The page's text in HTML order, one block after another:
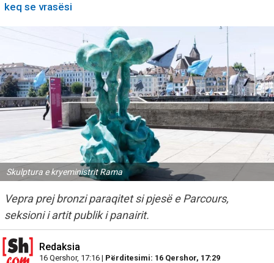
keq se vrasësi
Skulptura e kryeministrit Rama
Vepra prej bronzi paraqitet si pjesë e Parcours,
seksioni i artit publik i panairit.
Redaksia
16 Qershor, 17:16 | Përditesimi: 16 Qershor, 17:29